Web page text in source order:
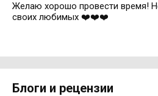
Желаю хорошо провести время!
своих любимых ❤️❤️❤️
Блоги и рецензии